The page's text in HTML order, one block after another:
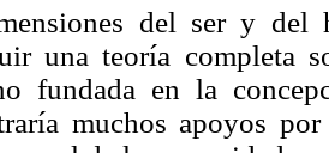
del ser y del
una teoría completa
fundada en la
muchos apoyos